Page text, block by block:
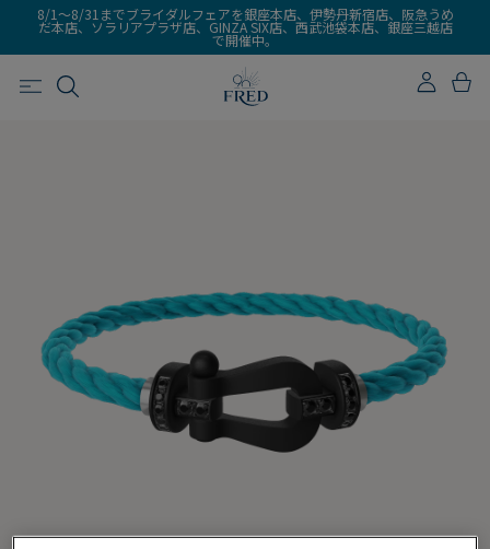
8/1～8/31までブライダルフェアを銀座本店、伊勢丹新宿店、阪急うめ
だ本店、ソラリアプラザ店、GINZA SIX店、西武池袋本店、銀座三越店
で開催中。